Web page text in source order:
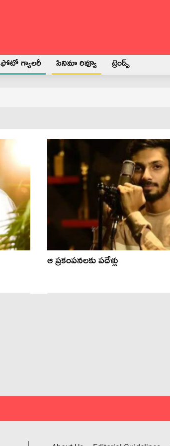
ఫోటో గ్యాలరీ సినిమా రివ్యూ ట్రెండ్స్
ఆ ప్రకంపనలకు పదేళ్లు